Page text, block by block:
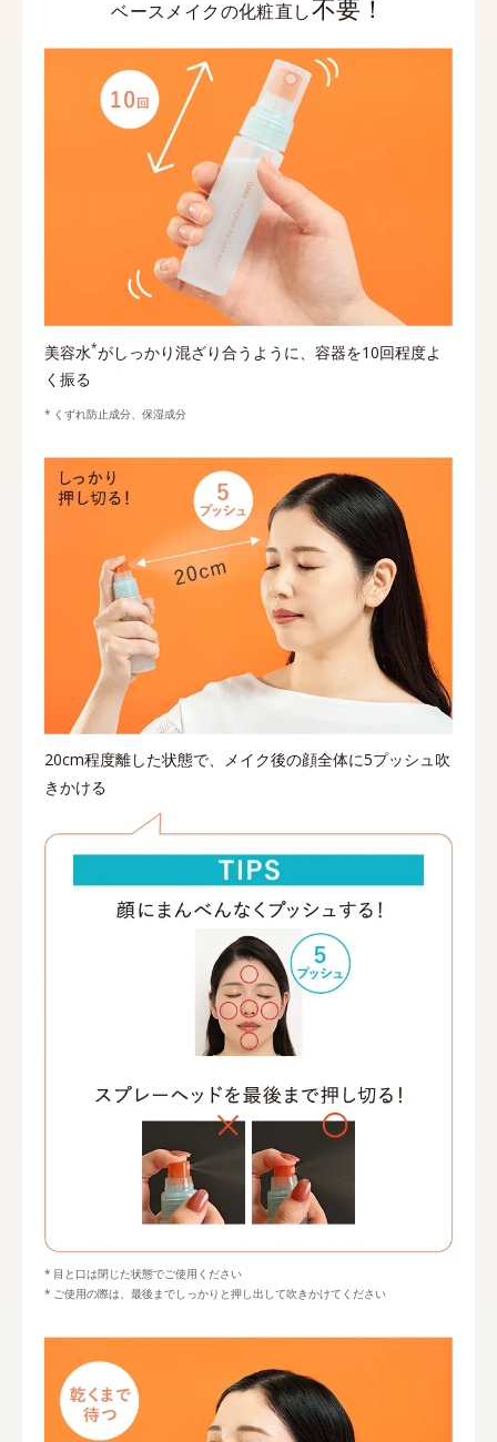
ベースメイクの化粧直し不要！
美容水*がしっかり混ざり合うように、容器を10回程度よ
く振る
くずれ防止成分、保湿成分
20cm程度離した状態で、メイク後の顔全体に5プッシュ吹
きかける
目と口は閉じた状態でご使用ください
ご使用の際は、最後までしっかりと押し出して吹きかけてください